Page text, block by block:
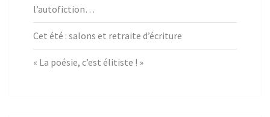
l’autofiction…
Cet été : salons et retraite d’écriture
« La poésie, c’est élitiste ! »